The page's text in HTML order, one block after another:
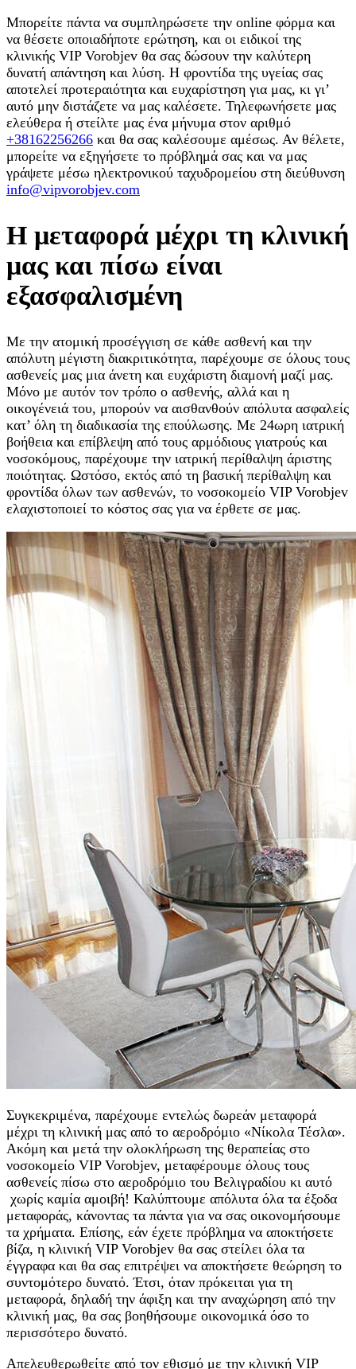
Μπορείτε πάντα να συμπληρώσετε την online φόρμα και
να θέσετε οποιαδήποτε ερώτηση, και οι ειδικοί της
κλινικής VIP Vorobjev θα σας δώσουν την καλύτερη
δυνατή απάντηση και λύση. Η φροντίδα της υγείας σας
αποτελεί προτεραιότητα και ευχαρίστηση για μας, κι γι’
αυτό μην διστάζετε να μας καλέσετε. Τηλεφωνήσετε μας
ελεύθερα ή στείλτε μας ένα μήνυμα στον αριθμό
+38162256266 και θα σας καλέσουμε αμέσως. Αν θέλετε,
μπορείτε να εξηγήσετε το πρόβλημά σας και να μας
γράψετε μέσω ηλεκτρονικού ταχυδρομείου στη διεύθυνση
info@vipvorobjev.com
Η μεταφορά μέχρι τη κλινική
μας και πίσω είναι
εξασφαλισμένη
Με την ατομική προσέγγιση σε κάθε ασθενή και την
απόλυτη μέγιστη διακριτικότητα, παρέχουμε σε όλους τους
ασθενείς μας μια άνετη και ευχάριστη διαμονή μαζί μας.
Μόνο με αυτόν τον τρόπο ο ασθενής, αλλά και η
οικογένειά του, μπορούν να αισθανθούν απόλυτα ασφαλείς
κατ’ όλη τη διαδικασία της επούλωσης. Με 24ωρη ιατρική
βοήθεια και επίβλεψη από τους αρμόδιους γιατρούς και
νοσοκόμους, παρέχουμε την ιατρική περίθαλψη άριστης
ποιότητας. Ωστόσο, εκτός από τη βασική περίθαλψη και
φροντίδα όλων των ασθενών, το νοσοκομείο VIP Vorobjev
ελαχιστοποιεί το κόστος σας για να έρθετε σε μας.
Συγκεκριμένα, παρέχουμε εντελώς δωρεάν μεταφορά
μέχρι τη κλινική μας από το αεροδρόμιο «Νίκολα Τέσλα».
Ακόμη και μετά την ολοκλήρωση της θεραπείας στο
νοσοκομείο VIP Vorobjev, μεταφέρουμε όλους τους
ασθενείς πίσω στο αεροδρόμιο του Βελιγραδίου κι αυτό
χωρίς καμία αμοιβή! Καλύπτουμε απόλυτα όλα τα έξοδα
μεταφοράς, κάνοντας τα πάντα για να σας οικονομήσουμε
τα χρήματα. Επίσης, εάν έχετε πρόβλημα να αποκτήσετε
βίζα, η κλινική VIP Vorobjev θα σας στείλει όλα τα
έγγραφα και θα σας επιτρέψει να αποκτήσετε θεώρηση το
συντομότερο δυνατό. Έτσι, όταν πρόκειται για τη
μεταφορά, δηλαδή την άφιξη και την αναχώρηση από την
κλινική μας, θα σας βοηθήσουμε οικονομικά όσο το
περισσότερο δυνατό.
Απελευθερωθείτε από τον εθισμό με την κλινική VIP